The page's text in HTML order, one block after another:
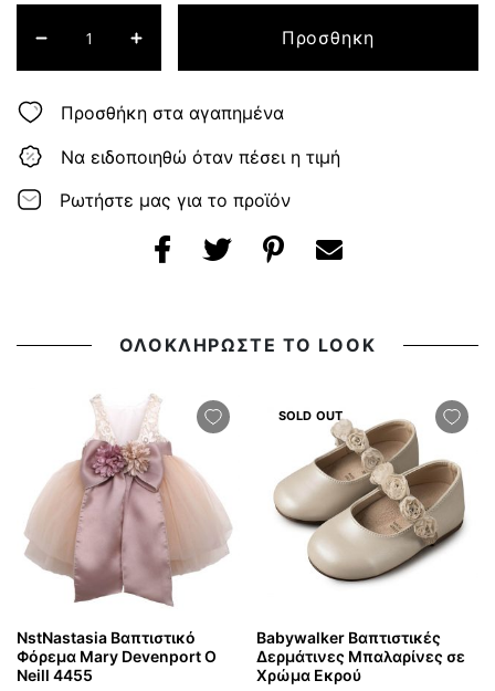
Προσθηκη
Προσθήκη στα αγαπημένα
Να ειδοποιηθώ όταν πέσει η τιμή
Ρωτήστε μας για το προϊόν
ΟΛΟΚΛΗΡΩΣΤΕ ΤΟ LOOK
NstNastasia Βαπτιστικό
Φόρεμα Mary Devenport O
Neill 4455
SOLD OUT
Babywalker Βαπτιστικές
Δερμάτινες Μπαλαρίνες σε
Χρώμα Εκρού